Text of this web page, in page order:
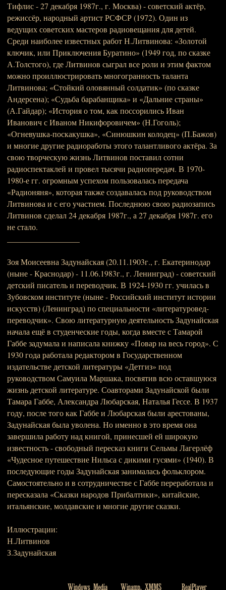
Тифлис - 27 декабря 1987г., г. Москва) - советский актёр,
режиссёр, народный артист РСФСР (1972). Один из
ведущих советских мастеров радиовещания для детей.
Среди наиболее известных работ Н.Литвинова: «Золотой
ключик, или Приключения Буратино» (1949 год, по сказке
А.Толстого), где Литвинов сыграл все роли и этим фактом
можно проиллюстрировать многогранность таланта
Литвинова; «Стойкий оловянный солдатик» (по сказке
Андерсена); «Судьба барабанщика» и «Дальние страны»
(А.Гайдар); «История о том, как поссорились Иван
Иванович с Иваном Никифоровичем» (Н.Гоголь);
«Огневушка-поскакушка», «Синюшкин колодец» (П.Бажов)
и многие другие радиоработы этого талантливого актёра. За
свою творческую жизнь Литвинов поставил сотни
радиоспектаклей и провел тысячи радиопередач. В 1970-
1980-е гг. огромным успехом пользовалась передача
«Радионяня», которая также создавалась под руководством
Литвинова и с его участием. Последнюю свою радиозапись
Литвинов сделал 24 декабря 1987г., а 27 декабря 1987г. его
не стало.
Зоя Моисеевна Задунайская (20.11.1903г., г. Екатеринодар
(ныне - Краснодар) - 11.06.1983г., г. Ленинград) - советский
детский писатель и переводчик. В 1924-1930 гг. училась в
Зубовском институте (ныне - Российский институт истории
искусств) (Ленинград) по специальности «литературовед-
переводчик». Свою литературную деятельность Задунайская
начала ещё в студенческие годы, когда вместе с Тамарой
Габбе задумала и написала книжку «Повар на весь город». С
1930 года работала редактором в Государственном
издательстве детской литературы «Детгиз» под
руководством Самуила Маршака, посвятив всю оставшуюся
жизнь детской литературе. Соавторами Задунайской были
Тамара Габбе, Александра Любарская, Наталья Гессе. В 1937
году, после того как Габбе и Любарская были арестованы,
Задунайская была уволена. Но именно в это время она
завершила работу над книгой, принесшей ей широкую
известность - свободный пересказ книги Сельмы Лагерлёф
«Чудесное путешествие Нильса с дикими гусями» (1940). В
последующие годы Задунайская занималась фольклором.
Самостоятельно и в сотрудничестве с Габбе переработала и
пересказала «Сказки народов Прибалтики», китайские,
итальянские, молдавские и многие другие сказки.
Иллюстрации:
Н.Литвинов
З.Задунайская